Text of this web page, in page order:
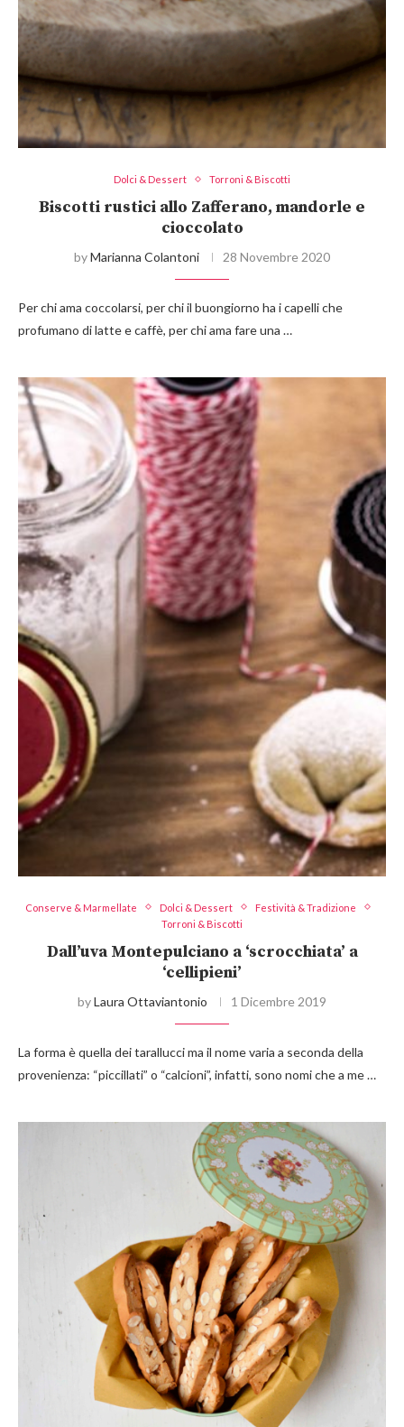
Dolci & Dessert Torroni & Biscotti
Biscotti rustici allo Zafferano, mandorle e
cioccolato
byMarianna Colantoni 28 Novembre 2020
Per chi ama coccolarsi, per chi il buongiorno ha i capelli che
profumano di latte e caffè, per chi ama fare una …
Conserve & Marmellate Dolci & Dessert
Festività & Tradizione
Torroni & Biscotti
Dall’uva Montepulciano a ‘scrocchiata’ a
‘cellipieni’
byLaura Ottaviantonio 1 Dicembre 2019
La forma è quella dei tarallucci ma il nome varia a seconda della
provenienza: “piccillati” o “calcioni”, infatti, sono nomi che a me …